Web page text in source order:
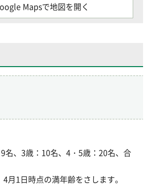
Mapsで地図を開く
名、3歳：10名、4・5歳：20名、合
月1日時点の満年齢をさします。